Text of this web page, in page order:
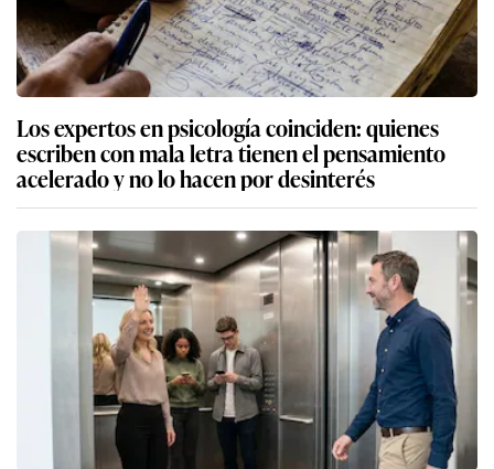
Los expertos en psicología coinciden: quienes
escriben con mala letra tienen el pensamiento
acelerado y no lo hacen por desinterés